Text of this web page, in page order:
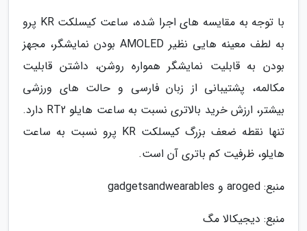
با توجه به مقایسه های اجرا شده، ساعت کیسلکت KR پرو
به لطف معینه هایی نظیر AMOLED بودن نمایشگر، مجهز
بودن به قابلیت نمایشگر همواره روشن، داشتن قابلیت
مکالمه، پشتیبانی از زبان فارسی و حالت های ورزشی
بیشتر، ارزش خرید بالاتری نسبت به ساعت هایلو RT2 دارد.
تنها نقطه ضعف بزرگ کیسلکت KR پرو نسبت به ساعت
هایلو، ظرفیت کم باتری آن است.
منبع: aroged و gadgetsandwearables
منبع: دیجیکالا مگ